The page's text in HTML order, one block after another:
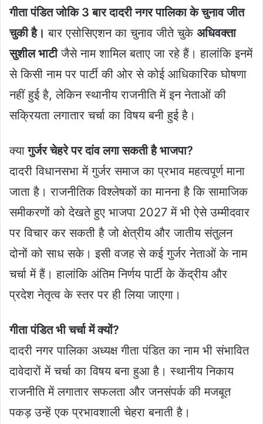
गीता पंडितजोकि 3 बार दादरी नगर पालिका के चुनाव जीत
चुकी है। बार एसोसिएशन का चुनाव जीते चुके अधिवक्ता
सुशील भाटीजैसे नाम शामिल बताए जा रहे हैं। हालांकि इनमें
से किसी नाम पर पार्टी की ओर से कोई आधिकारिक घोषणा
नहीं हुई है, लेकिन स्थानीय राजनीति में इन नेताओं की
सक्रियता लगातार चर्चा का विषय बनी हुई है।
क्यागुर्जर चेहरे पर दांव लगा सकती है भाजपा?
दादरी विधानसभा में गुर्जर समाज का प्रभाव महत्वपूर्ण माना
जाता है। राजनीतिक विश्लेषकों का मानना है कि सामाजिक
समीकरणों को देखते हुए भाजपा 2027 में भी ऐसे उम्मीदवार
पर विचार कर सकती है जो क्षेत्रीय और जातीय संतुलन
दोनों को साध सके। इसी वजह से कई गुर्जर नेताओं के नाम
चर्चा में हैं। हालांकि अंतिम निर्णय पार्टी के केंद्रीय और
प्रदेश नेतृत्व के स्तर पर ही लिया जाएगा।
गीता पंडित भी चर्चा में क्यों?
दादरी नगर पालिका अध्यक्ष गीता पंडित का नाम भी संभावित
दावेदारों में चर्चा का विषय बना हुआ है। स्थानीय निकाय
राजनीति में लगातार सफलता और जनसंपर्क की मजबूत
पकड़ उन्हें एक प्रभावशाली चेहरा बनाती है।